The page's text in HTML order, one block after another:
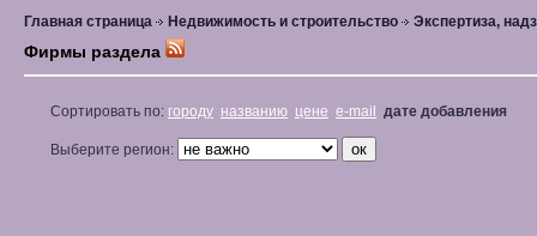
Главная страница Недвижимость и строительство Экспертиза,
Фирмы раздела
Сортировать по: городу названию цене e-mail дате добавления
Выберите регион: